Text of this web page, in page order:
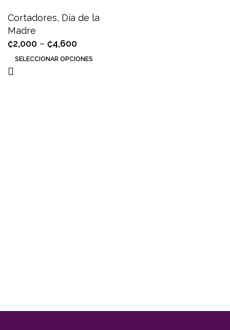
Cortadores, Día de la
Madre
₡2,000 – ₡4,600
SELECCIONAR OPCIONES